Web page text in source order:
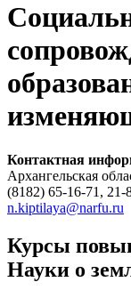
Контактная
Архангельская
(8182) 65-16-71, 21-
n.kiptilaya@narfu.ru
Курсы
Науки о